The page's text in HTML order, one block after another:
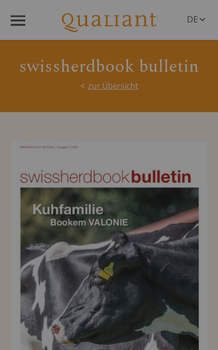
DE
swissherdbook bulletin
zur Übersicht